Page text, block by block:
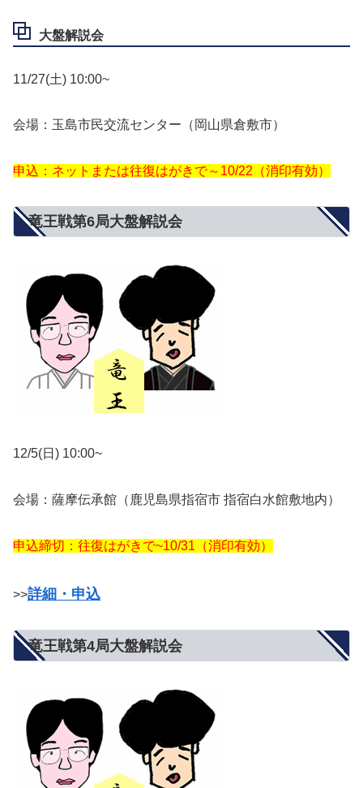
大盤解説会
11/27(土) 10:00~
会場：玉島市民交流センター（岡山県倉敷市）
申込：ネットまたは往復はがきで～10/22（消印有効）
竜王戦第6局大盤解説会
12/5(日) 10:00~
会場：薩摩伝承館（鹿児島県指宿市 指宿白水館敷地内）
申込締切：往復はがきで~10/31（消印有効）
>>詳細・申込
竜王戦第4局大盤解説会